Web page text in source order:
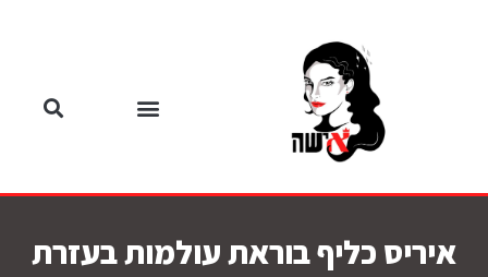
איריס כליף בוראת עולמות בעזרת